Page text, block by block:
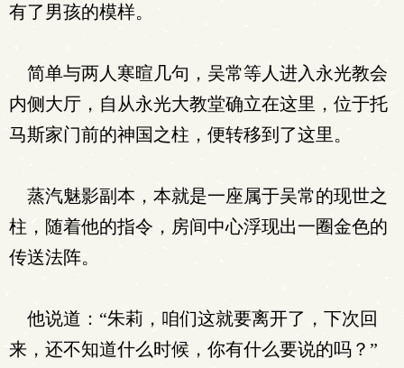
有了男孩的模样。
简单与两人寒暄几句，吴常等人进入永光教会
内侧大厅，自从永光大教堂确立在这里，位于托
马斯家门前的神国之柱，便转移到了这里。
蒸汽魅影副本，本就是一座属于吴常的现世之
柱，随着他的指令，房间中心浮现出一圈金色的
传送法阵。
他说道：“朱莉，咱们这就要离开了，下次回
来，还不知道什么时候，你有什么要说的吗？”